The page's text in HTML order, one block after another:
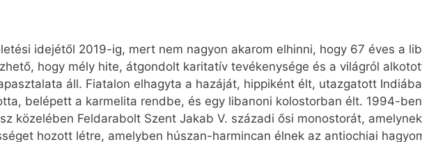
idejétől 2019-ig, mert nem nagyon akarom elhinni, hogy 67 éves a
hogy mély hite, átgondolt karitatív tevékenysége és a világról
áll. Fiatalon elhagyta a hazáját, hippiként élt, utazgatott
belépett a karmelita rendbe, és egy libanoni kolostorban élt. 1994-
közelében Feldarabolt Szent Jakab V. századi ősi monostorát,
hozott létre, amelyben húszan-harmincan élnek az antiochiai